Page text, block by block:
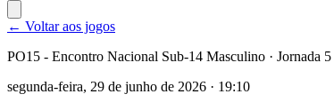
← Voltar aos jogos
PO15 - Encontro Nacional Sub-14 Masculino · Jornada 5
segunda-feira, 29 de junho de 2026 · 19:10